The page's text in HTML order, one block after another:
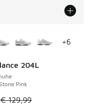
auf € 120,00
204L
Pink
ist im Sale. Der
€ 129,99
€
+6